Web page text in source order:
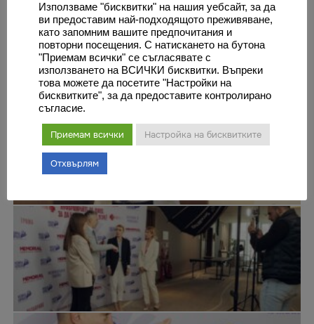
Използваме "бисквитки" на нашия уебсайт, за да
ви предоставим най-подходящото преживяване,
като запомним вашите предпочитания и
повторни посещения. С натискането на бутона
"Приемам всички" се съгласявате с
използването на ВСИЧКИ бисквитки. Въпреки
това можете да посетите "Настройки на
бисквитките", за да предоставите контролирано
съгласие.
Приемам всички Настройка на бисквитките
Отхвърлям